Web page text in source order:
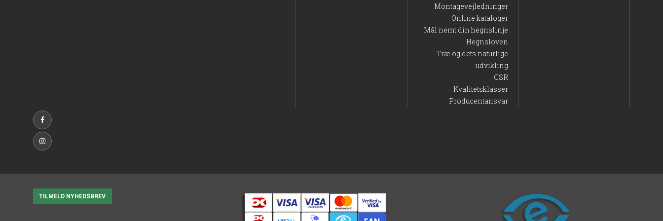
Montagevejledninger
Online kataloger
Mål nemt din hegnslinje
Hegnsloven
Træ og dets naturlige
udvikling
CSR
Kvalitetsklasser
Producentansvar
TILMELD NYHEDSBREV